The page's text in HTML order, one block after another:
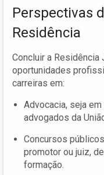
Perspectivas
Residência
Concluir a
oportunidades
carreiras em:
Advocacia, seja
advogados da
Concursos
promotor ou juiz,
formação.